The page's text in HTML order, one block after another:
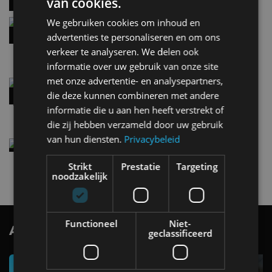
Hennessey Blackbird krijgt atmosferische V8 en
handbak: soms is eenvoud leuker
5 aug
Audi A2 e-Tron mikt op verbruik van 12,8 kWh
per 100 kilometer
4 aug
Elektrische Geely E2 (tijdelijk) net zo goedkoop
als een Renault Twingo
4 aug
AutoRAI.nl TV SUBSCRIBE
We gebruiken cookies om inhoud en
advertenties te personaliseren en om ons
verkeer te analyseren. We delen ook
informatie over uw gebruik van onze site
met onze advertentie- en analysepartners,
die deze kunnen combineren met andere
informatie die u aan hen heeft verstrekt of
die zij hebben verzameld door uw gebruik
van hun diensten. Privacybeleid
Strikt
noodzakelijk
Prestatie Targeting
Functioneel
Niet-
geclassificeerd